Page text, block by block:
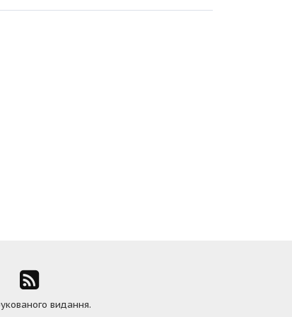
видання.